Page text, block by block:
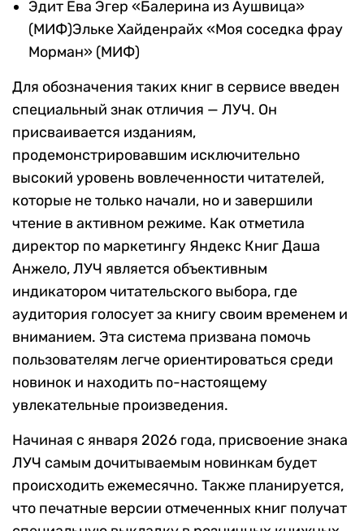
Эдит Ева Эгер «Балерина из Аушвица»
(МИФ)Эльке Хайденрайх «Моя соседка фрау
Морман» (МИФ)
Для обозначения таких книг в сервисе введен
специальный знак отличия — ЛУЧ. Он
присваивается изданиям,
продемонстрировавшим исключительно
высокий уровень вовлеченности читателей,
которые не только начали, но и завершили
чтение в активном режиме. Как отметила
директор по маркетингу Яндекс Книг Даша
Анжело, ЛУЧ является объективным
индикатором читательского выбора, где
аудитория голосует за книгу своим временем и
вниманием. Эта система призвана помочь
пользователям легче ориентироваться среди
новинок и находить по-настоящему
увлекательные произведения.
Начиная с января 2026 года, присвоение знака
ЛУЧ самым дочитываемым новинкам будет
происходить ежемесячно. Также планируется,
что печатные версии отмеченных книг получат